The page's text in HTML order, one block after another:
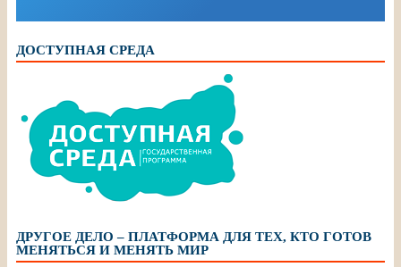
ДОСТУПНАЯ СРЕДА
ДРУГОЕ ДЕЛО – ПЛАТФОРМА ДЛЯ ТЕХ, КТО ГОТОВ
МЕНЯТЬСЯ И МЕНЯТЬ МИР